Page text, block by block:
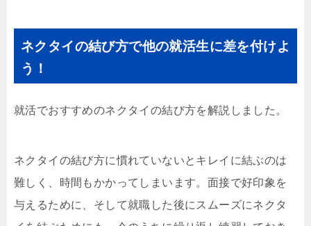
ネクタイの結び方で他の就活生に差を付けよ
う！
就活でおすすめのネクタイの結び方を解説しました。
ネクタイの結び方に慣れていないとキレイに結ぶのは
難しく、時間もかかってしまいます。面接で好印象を
与えるために、そして就職した後にスムーズにネクタ